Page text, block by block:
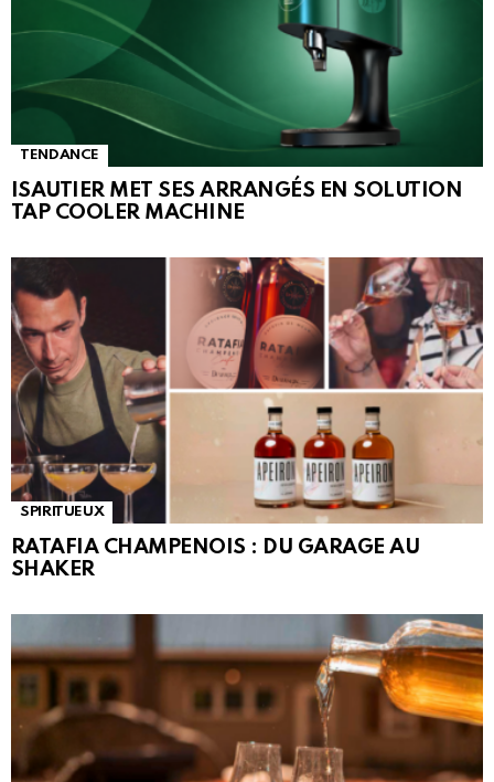
TENDANCE
ISAUTIER MET SES ARRANGÉS EN SOLUTION
TAP COOLER MACHINE
SPIRITUEUX
RATAFIA CHAMPENOIS : DU GARAGE AU
SHAKER